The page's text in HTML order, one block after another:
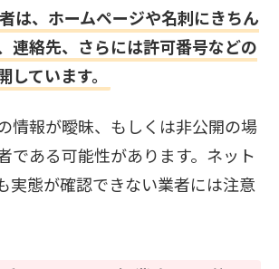
は、ホームページや名刺にきちん
連絡先、さらには許可番号などの
しています。
情報が曖昧、もしくは非公開の場
である可能性があります。ネット
実態が確認できない業者には注意